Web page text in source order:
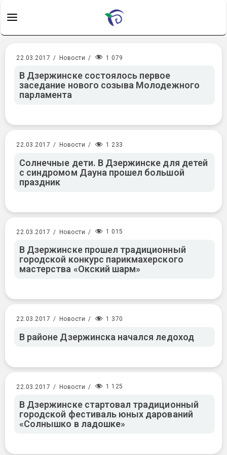
22.03.2017 / Новости / 1 079
В Дзержинске состоялось первое
заседание нового созыва Молодежного
парламента
22.03.2017 / Новости / 1 233
Солнечные дети. В Дзержинске для детей
с синдромом Дауна прошел большой
праздник
22.03.2017 / Новости / 1 015
В Дзержинске прошел традиционный
городской конкурс парикмахерского
мастерства «Окский шарм»
22.03.2017 / Новости / 1 370
В районе Дзержинска начался ледоход
22.03.2017 / Новости / 1 125
В Дзержинске стартовал традиционный
городской фестиваль юных дарований
«Солнышко в ладошке»